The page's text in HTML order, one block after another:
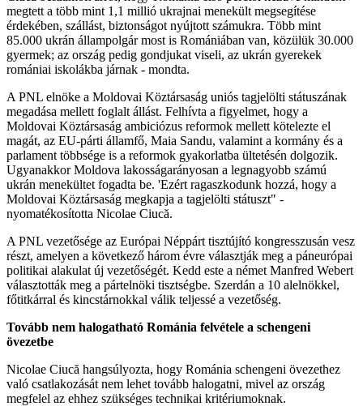
megtett a több mint 1,1 millió ukrajnai menekült megsegítése
érdekében, szállást, biztonságot nyújtott számukra. Több mint
85.000 ukrán állampolgár most is Romániában van, közülük 30.000
gyermek; az ország pedig gondjukat viseli, az ukrán gyerekek
romániai iskolákba járnak - mondta.
A PNL elnöke a Moldovai Köztársaság uniós tagjelölti státuszának
megadása mellett foglalt állást. Felhívta a figyelmet, hogy a
Moldovai Köztársaság ambiciózus reformok mellett kötelezte el
magát, az EU-párti államfő, Maia Sandu, valamint a kormány és a
parlament többsége is a reformok gyakorlatba ültetésén dolgozik.
Ugyanakkor Moldova lakosságarányosan a legnagyobb számú
ukrán menekültet fogadta be. 'Ezért ragaszkodunk hozzá, hogy a
Moldovai Köztársaság megkapja a tagjelölti státuszt" -
nyomatékosította Nicolae Ciucă.
A PNL vezetősége az Európai Néppárt tisztújító kongresszusán vesz
részt, amelyen a következő három évre választják meg a páneurópai
politikai alakulat új vezetőségét. Kedd este a német Manfred Webert
választották meg a pártelnöki tisztségbe. Szerdán a 10 alelnökkel,
főtitkárral és kincstárnokkal válik teljessé a vezetőség.
Tovább nem halogatható Románia felvétele a schengeni
övezetbe
Nicolae Ciucă hangsúlyozta, hogy Románia schengeni övezethez
való csatlakozását nem lehet tovább halogatni, mivel az ország
megfelel az ehhez szükséges technikai kritériumoknak.